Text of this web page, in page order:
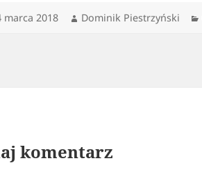
marca 2018 Autor
Dominik Piestrzyński
komentarz